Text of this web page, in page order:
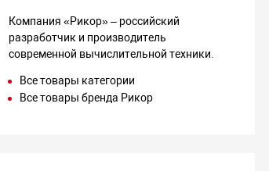
Компания «Рикор» – российский
разработчик и производитель
современной вычислительной техники.
Все товары категории
Все товары бренда Рикор